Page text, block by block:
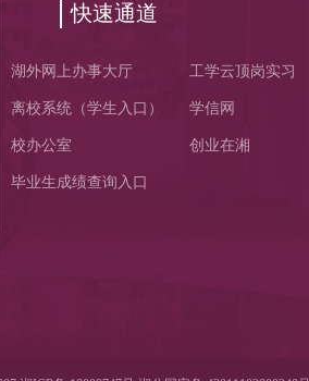
快速通道
湖外网上办事大厅 工学云顶岗实习
离校系统（学生入口） 学信网
校办公室 创业在湘
毕业生成绩查询入口